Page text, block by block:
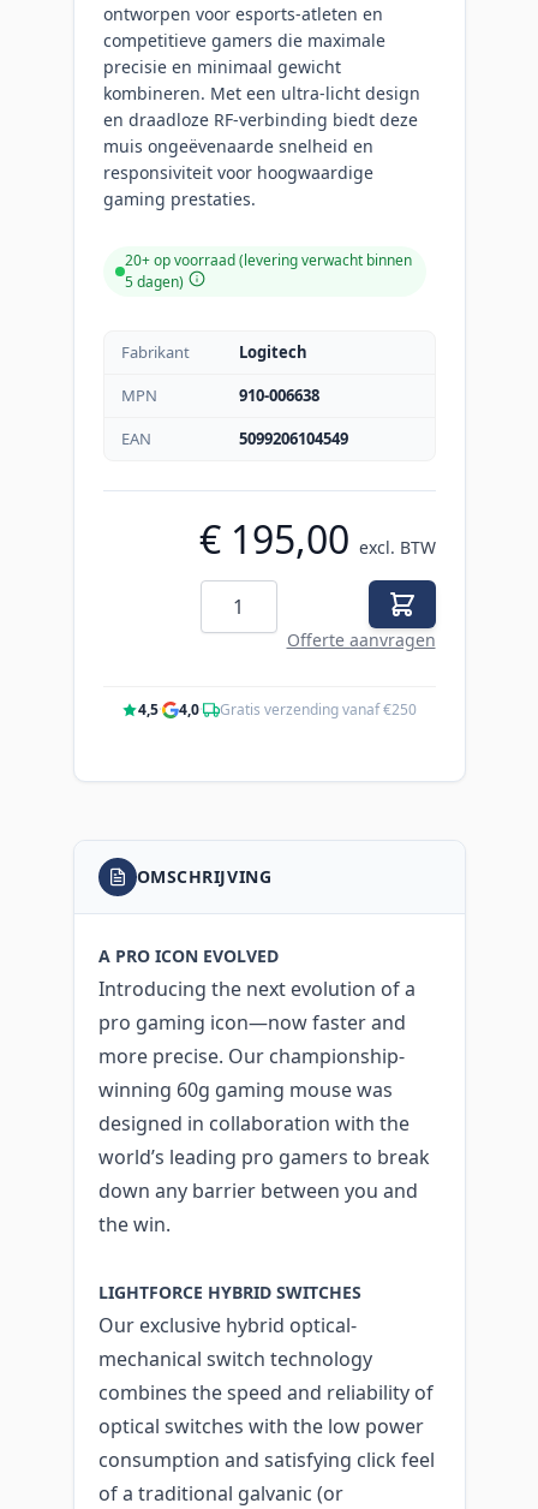
ontworpen voor esports-atleten en
competitieve gamers die maximale
precisie en minimaal gewicht
kombineren. Met een ultra-licht design
en draadloze RF-verbinding biedt deze
muis ongeëvenaarde snelheid en
responsiviteit voor hoogwaardige
gaming prestaties.
20+ op voorraad (levering verwacht binnen
5 dagen)
Fabrikant
Logitech
MPN
910-006638
EAN
5099206104549
€ 195,00 excl. BTW
Aantal
Offerte aanvragen
4,5· 4,0· Gratis verzending vanaf €250
OMSCHRIJVING
A PRO ICON EVOLVED
Introducing the next evolution of a
pro gaming icon—now faster and
more precise. Our championship-
winning 60g gaming mouse was
designed in collaboration with the
world’s leading pro gamers to break
down any barrier between you and
the win.
LIGHTFORCE HYBRID SWITCHES
Our exclusive hybrid optical-
mechanical switch technology
combines the speed and reliability of
optical switches with the low power
consumption and satisfying click feel
of a traditional galvanic (or